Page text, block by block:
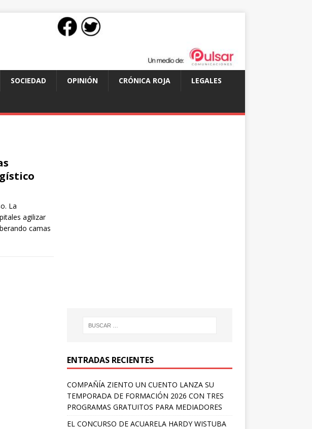
SOCIEDAD OPINIÓN CRÓNICA ROJA LEGALES
La
agilizar
camas
ENTRADAS RECIENTES
COMPAÑÍA ZIENTO UN CUENTO LANZA SU
TEMPORADA DE FORMACIÓN 2026 CON TRES
PROGRAMAS GRATUITOS PARA MEDIADORES
EL CONCURSO DE ACUARELA HARDY WISTUBA